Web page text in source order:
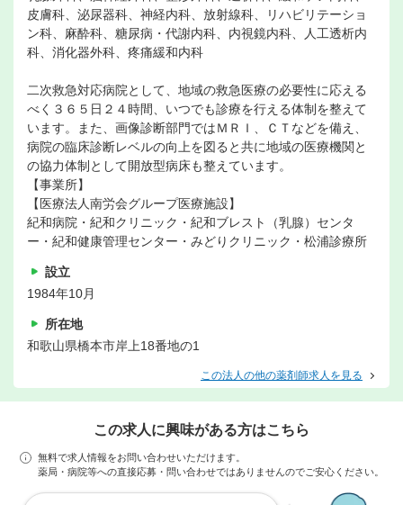
皮膚科、泌尿器科、神経内科、放射線科、リハビリテーショ
ン科、麻酔科、糖尿病・代謝内科、内視鏡内科、人工透析内
科、消化器外科、疼痛緩和内科
二次救急対応病院として、地域の救急医療の必要性に応える
べく３６５日２４時間、いつでも診療を行える体制を整えて
います。また、画像診断部門ではＭＲＩ、ＣＴなどを備え、
病院の臨床診断レベルの向上を図ると共に地域の医療機関と
の協力体制として開放型病床も整えています。
【事業所】
【医療法人南労会グループ医療施設】
紀和病院・紀和クリニック・紀和ブレスト（乳腺）センタ
ー・紀和健康管理センター・みどりクリニック・松浦診療所
設立
1984年10月
所在地
和歌山県橋本市岸上18番地の1
この法人の他の薬剤師求人を見る
この求人に興味がある方はこちら
無料で求人情報をお問い合わせいただけます。
薬局・病院等への直接応募・問い合わせではありませんのでご安心ください。